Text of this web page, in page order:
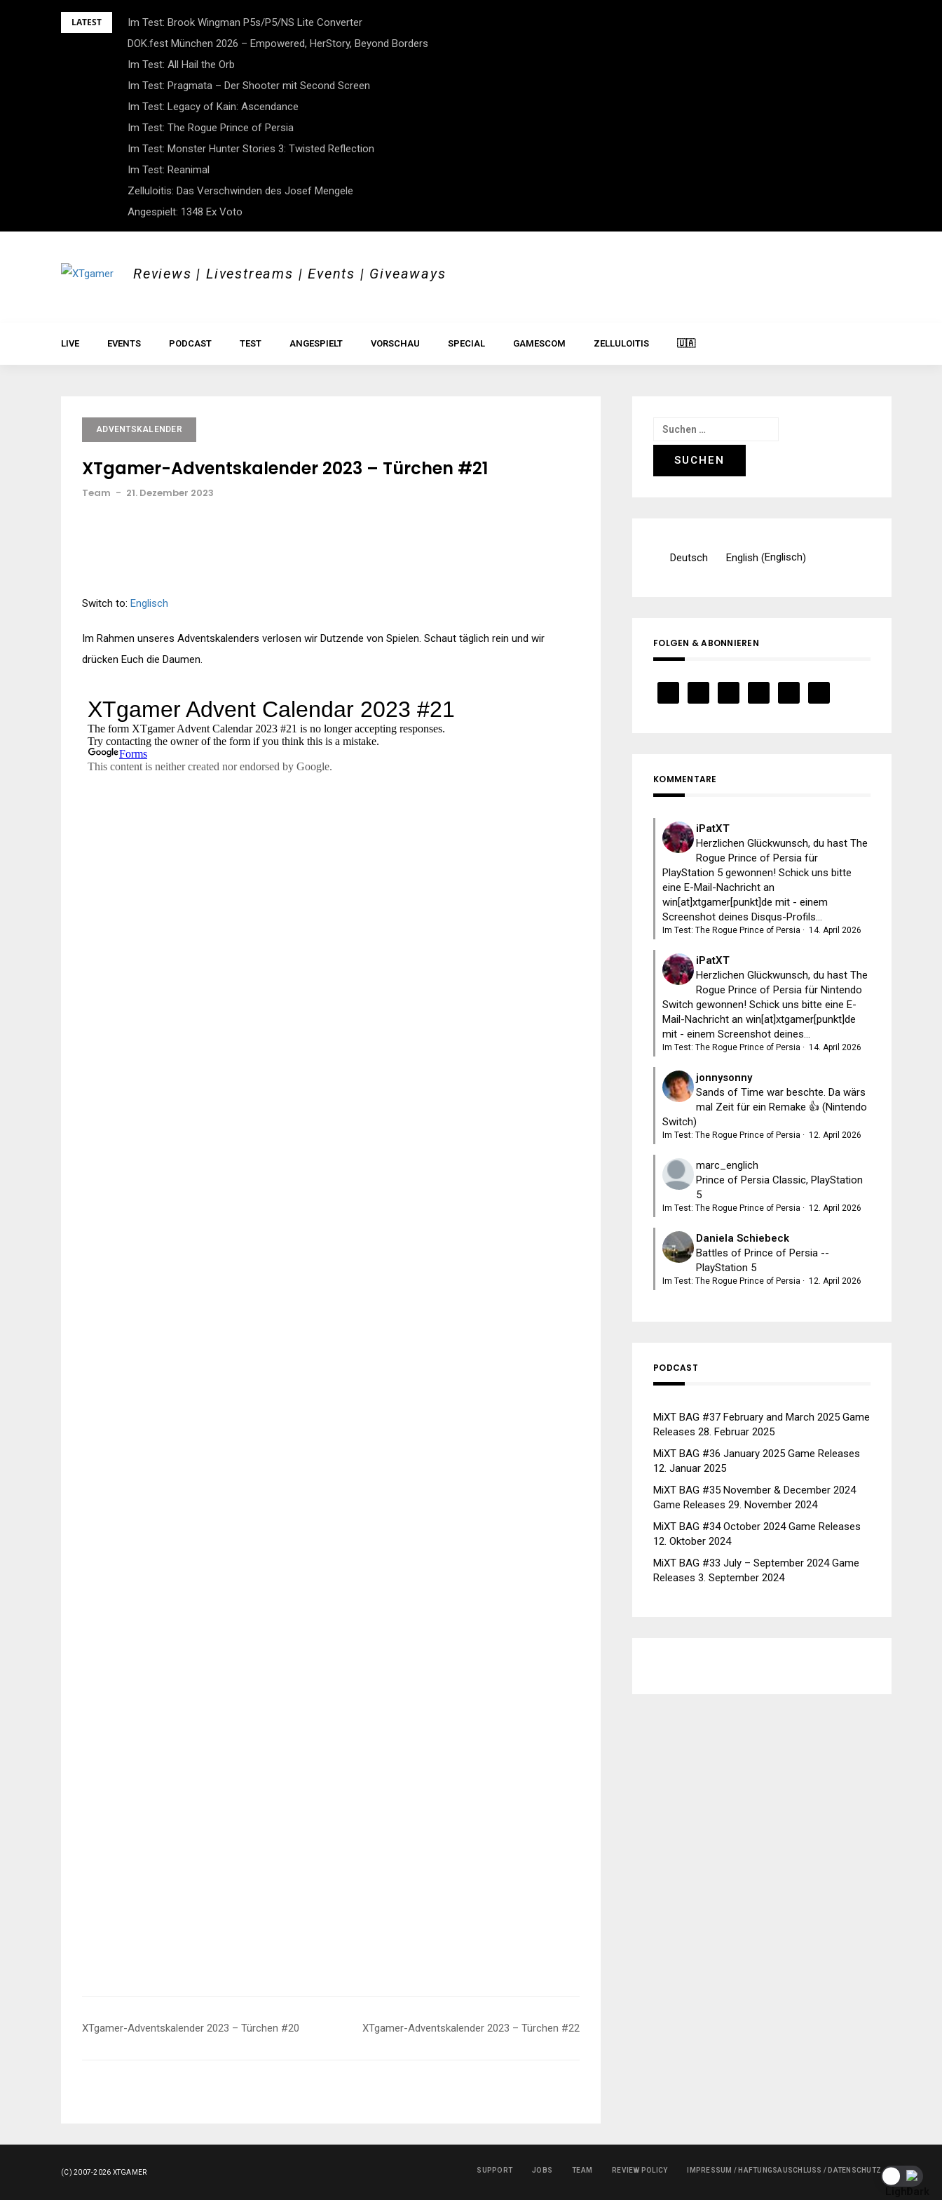
LATEST
Im Test: Brook Wingman P5s/P5/NS Lite Converter
DOK.fest München 2026 – Empowered, HerStory, Beyond Borders
Im Test: All Hail the Orb
Im Test: Pragmata – Der Shooter mit Second Screen
Im Test: Legacy of Kain: Ascendance
Im Test: The Rogue Prince of Persia
Im Test: Monster Hunter Stories 3: Twisted Reflection
Im Test: Reanimal
Zelluloitis: Das Verschwinden des Josef Mengele
Angespielt: 1348 Ex Voto
Reviews | Livestreams | Events | Giveaways
LIVE EVENTS PODCAST TEST ANGESPIELT VORSCHAU SPECIAL GAMESCOM ZELLULOITIS 🇺🇦
ADVENTSKALENDER
XTgamer-Adventskalender 2023 – Türchen #21
Team - 21. Dezember 2023
Switch to: Englisch
Im Rahmen unseres Adventskalenders verlosen wir Dutzende von Spielen. Schaut täglich rein und wir
drücken Euch die Daumen.
Beitragsnavigation
XTgamer-Adventskalender 2023 – Türchen #20 XTgamer-Adventskalender 2023 – Türchen #22
Suchen
nach:
Deutsch English (Englisch)
FOLGEN & ABONNIEREN
KOMMENTARE
iPatXT
Herzlichen Glückwunsch, du hast The
Rogue Prince of Persia für
PlayStation 5 gewonnen! Schick uns bitte
eine E-Mail-Nachricht an
win[at]xtgamer[punkt]de mit - einem
Screenshot deines Disqus-Profils...
Im Test: The Rogue Prince of Persia · 14. April 2026
iPatXT
Herzlichen Glückwunsch, du hast The
Rogue Prince of Persia für Nintendo
Switch gewonnen! Schick uns bitte eine E-
Mail-Nachricht an win[at]xtgamer[punkt]de
mit - einem Screenshot deines...
Im Test: The Rogue Prince of Persia · 14. April 2026
jonnysonny
Sands of Time war beschte. Da wärs
mal Zeit für ein Remake 👍 (Nintendo
Switch)
Im Test: The Rogue Prince of Persia · 12. April 2026
marc_englich
Prince of Persia Classic, PlayStation
5
Im Test: The Rogue Prince of Persia · 12. April 2026
Daniela Schiebeck
Battles of Prince of Persia --
PlayStation 5
Im Test: The Rogue Prince of Persia · 12. April 2026
PODCAST
MiXT BAG #37 February and March 2025 Game
Releases 28. Februar 2025
MiXT BAG #36 January 2025 Game Releases
12. Januar 2025
MiXT BAG #35 November & December 2024
Game Releases 29. November 2024
MiXT BAG #34 October 2024 Game Releases
12. Oktober 2024
MiXT BAG #33 July – September 2024 Game
Releases 3. September 2024
(C) 2007-2026 XTGAMER SUPPORT JOBS TEAM REVIEW POLICY IMPRESSUM / HAFTUNGSAUSCHLUSS / DATENSCHUTZ